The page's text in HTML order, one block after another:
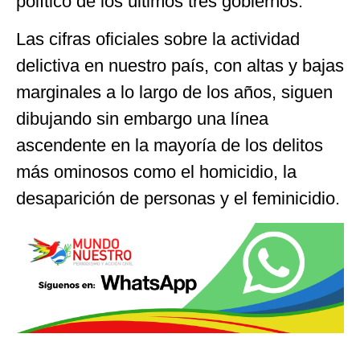
Las cifras oficiales sobre la actividad
delictiva en nuestro país, con altas y bajas
marginales a lo largo de los años, siguen
dibujando sin embargo una línea
ascendente en la mayoría de los delitos
más ominosos como el homicidio, la
desaparición de personas y el feminicidio.